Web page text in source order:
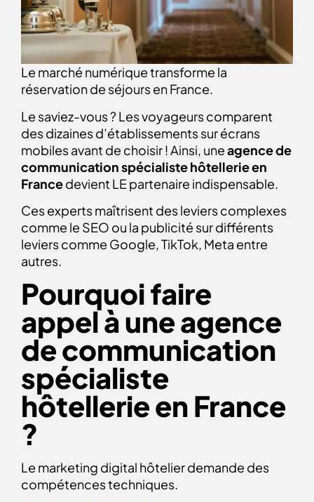
Le marché numérique transforme la
réservation de séjours en France.
Le saviez-vous ? Les voyageurs comparent
des dizaines d’établissements sur écrans
mobiles avant de choisir ! Ainsi, uneagence de
communication spécialiste hôtellerie en
Francedevient LE partenaire indispensable.
Ces experts maîtrisent des leviers complexes
comme le SEO ou la publicité sur différents
leviers comme Google, TikTok, Meta entre
autres.
Pourquoi faire
appel à une agence
de communication
spécialiste
hôtellerie en France
?
Le marketing digital hôtelier demande des
compétences techniques.